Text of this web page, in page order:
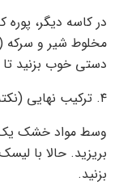
در کاسه دیگر،
مخلوط شیر و سرکه
دستی خوب بزنید
۴. ترکیب نهایی (نکته طلایی)
وسط مواد خشک یک
بریزید. حالا با
بزنید.